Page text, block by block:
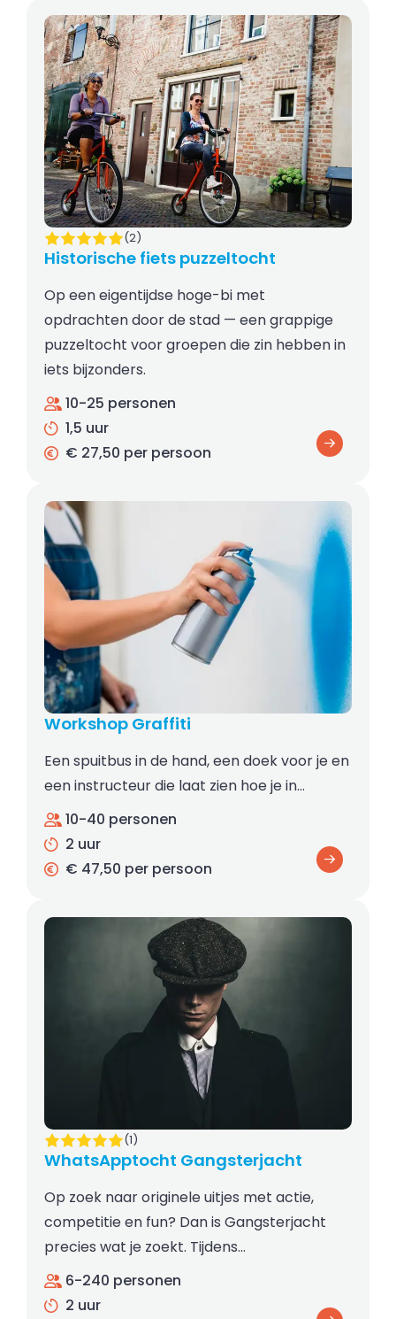
Historische fiets puzzeltocht
(2)
Op een eigentijdse hoge-bi met
opdrachten door de stad — een grappige
puzzeltocht voor groepen die zin hebben in
iets bijzonders.
10-25 personen
1,5 uur
€ 27,50 per persoon
Workshop Graffiti
Een spuitbus in de hand, een doek voor je en
een instructeur die laat zien hoe je in…
10-40 personen
2 uur
€ 47,50 per persoon
WhatsApptocht Gangsterjacht
(1)
Op zoek naar originele uitjes met actie,
competitie en fun? Dan is Gangsterjacht
precies wat je zoekt. Tijdens…
6-240 personen
2 uur